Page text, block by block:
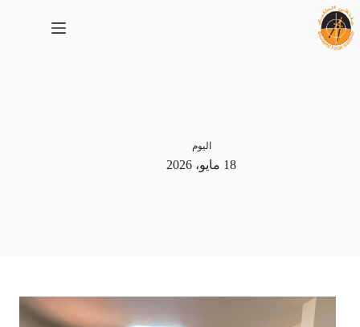
التجاوز
إلى
المحتوى
اليوم
18 مايو، 2026